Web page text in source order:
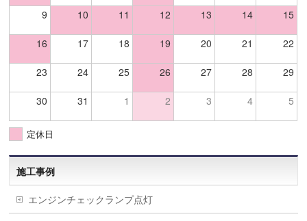
9 10 11 12 13 14 15
16 17 18 19 20 21 22
23 24 25 26 27 28 29
30 31 1 2 3 4 5
定休日
施工事例
エンジンチェックランプ点灯